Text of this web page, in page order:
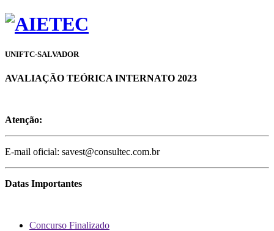
UNIFTC-SALVADOR
AVALIAÇÃO TEÓRICA INTERNATO 2023
Atenção:
E-mail oficial: savest@consultec.com.br
Datas Importantes
Concurso Finalizado